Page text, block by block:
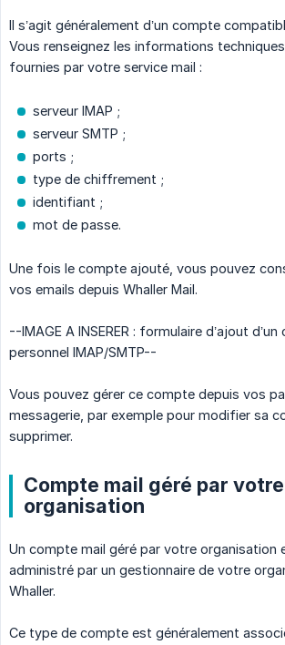
Il s’agit généralement d’un compte
Vous renseignez les informations
fournies par votre service mail :
serveur IMAP ;
serveur SMTP ;
ports ;
type de chiffrement ;
identifiant ;
mot de passe.
Une fois le compte ajouté, vous pouvez
vos emails depuis Whaller Mail.
--IMAGE A INSERER : formulaire d’ajout
personnel IMAP/SMTP--
Vous pouvez gérer ce compte depuis vos
messagerie, par exemple pour modifier sa
supprimer.
Compte mail géré par votre
organisation
Un compte mail géré par votre organisation
administré par un gestionnaire de votre
Whaller.
Ce type de compte est généralement